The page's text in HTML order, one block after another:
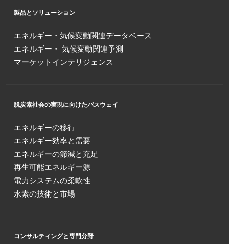
製品とソリューション
エネルギー・気候変動関連データベース
エネルギー・ 気候変動関連予測
マーケットインテリジェンス
脱炭素社会の実現に向けたパスウェイ
エネルギーの移行
エネルギー効率と需要
エネルギーの節減と充足
再生可能エネルギー源
電力システムの柔軟性
水素の技術と市場
コンサルティングと専門分野